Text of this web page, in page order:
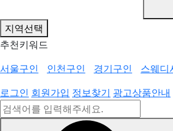
지역선택
추천키워드
서울구인
인천구인 경기구인
스웨디
로그인 회원가입 정보찾기 광고상품안내